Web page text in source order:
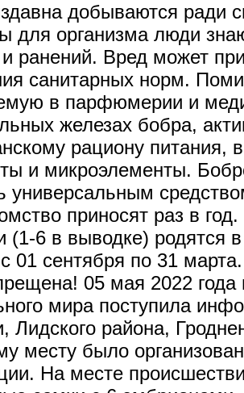
добываются ради
для организма люди
ранений. Вред может
санитарных норм.
в парфюмерии и
железах бобра,
рациону
и микроэлементы.
универсальным
приносят раз в
6 в выводке) родятся
01 сентября по 31
05 мая 2022
мира поступила
Лидского района,
месту было
На месте